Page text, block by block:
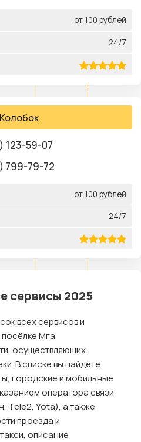
от 100 рублей
24/7
Колобок
123-59-07
799-79-72
от 100 рублей
24/7
сервисы 2025
всех сервисов и
Мга
осуществляющих
В списке вы найдете
городские и мобильные
оператора связи
Tele2, Yota), а также
проезда и
описание